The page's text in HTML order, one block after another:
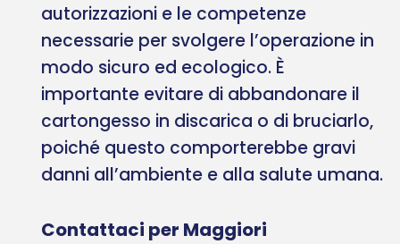
autorizzazioni e le competenze
necessarie per svolgere l’operazione in
modo sicuro ed ecologico. È
importante evitare di abbandonare il
cartongesso in discarica o di bruciarlo,
poiché questo comporterebbe gravi
danni all’ambiente e alla salute umana.
Contattaci per Maggiori